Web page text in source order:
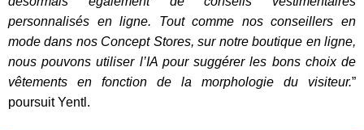
personnalisés en ligne. Tout comme nos conseillers en
mode dans nos Concept Stores, sur notre boutique en ligne,
nous pouvons utiliser l’IA pour suggérer les bons choix de
vêtements en fonction de la morphologie du visiteur.”
poursuit Yentl.